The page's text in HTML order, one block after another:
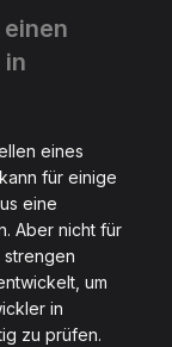
eines
für einige
eine
Aber nicht für
strengen
um
in
zu prüfen.